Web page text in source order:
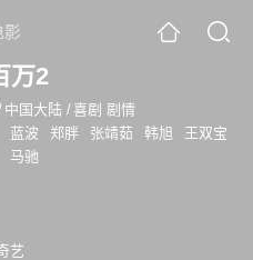
影
万2
中国大陆 /喜剧 剧情
蓝波 郑胖 张靖茹 韩旭
王双宝
马驰
艺